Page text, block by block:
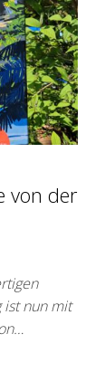
von der
ist nun mit